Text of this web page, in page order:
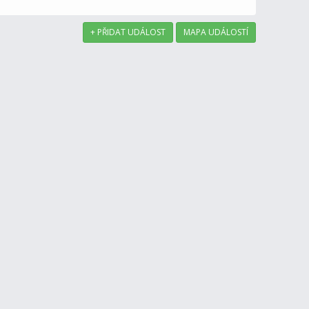
+ PŘIDAT UDÁLOST MAPA UDÁLOSTÍ